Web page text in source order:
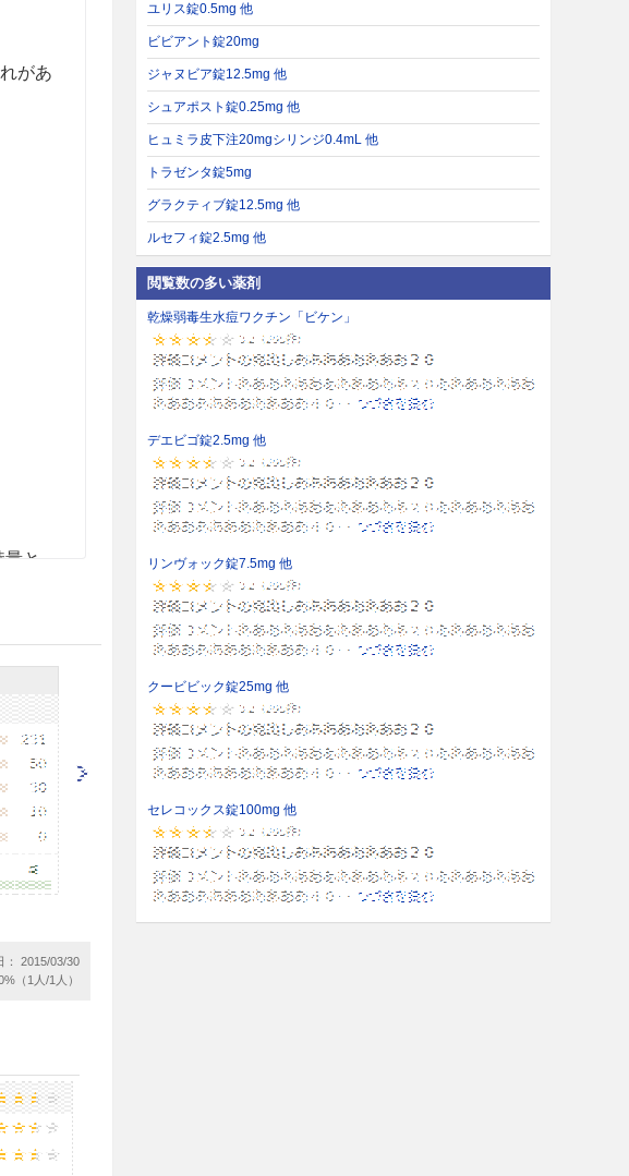
があ
と
年
液学
察を
。
： 2015/03/30
（1人/1人）
ユリス錠0.5mg 他
ビビアント錠20mg
ジャヌビア錠12.5mg 他
シュアポスト錠0.25mg 他
ヒュミラ皮下注20mgシリンジ0.4mL 他
トラゼンタ錠5mg
グラクティブ錠12.5mg 他
ルセフィ錠2.5mg 他
閲覧数の多い薬剤
乾燥弱毒生水痘ワクチン「ビケン」
デエビゴ錠2.5mg 他
リンヴォック錠7.5mg 他
クービビック錠25mg 他
セレコックス錠100mg 他